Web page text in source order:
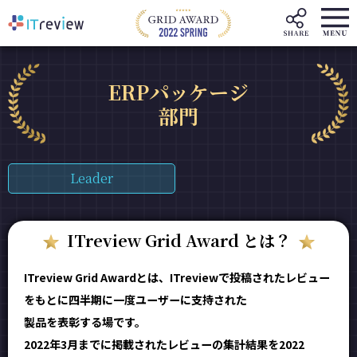
ERPパッケージ
部門
Leader
ITreview Grid Award とは？
ITreview Grid Awardとは、ITreviewで投稿されたレビュー
をもとに四半期に一度ユーザーに支持された
製品を表彰する場です。
2022年3月までに掲載されたレビューの集計結果を2022